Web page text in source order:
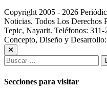
Copyright 2005 - 2026
Noticias. Todos Los Derechos
Tepic, Nayarit. Teléfonos:
Concepto, Diseño y Desarrollo:
Buscar:
Secciones para visitar